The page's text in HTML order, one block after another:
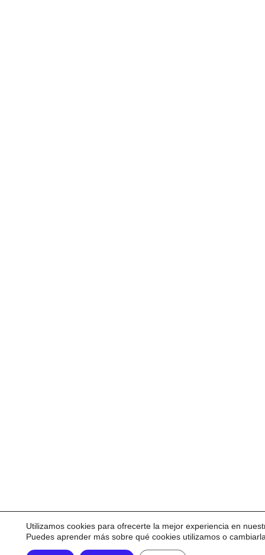
Utilizamos cookies para ofrecerte la mejor experiencia en
Puedes aprender más sobre qué cookies utilizamos o